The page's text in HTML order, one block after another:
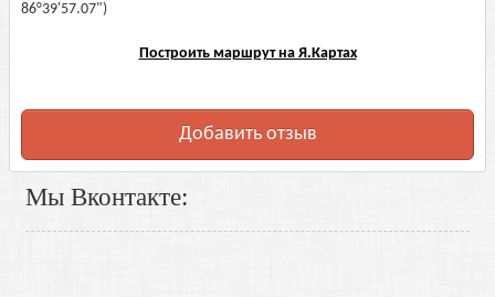
86°39'57.07")
Построить маршрут на Я.Картах
Добавить отзыв
Мы Вконтакте: